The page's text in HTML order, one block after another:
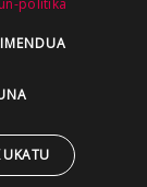
politika
UKATU